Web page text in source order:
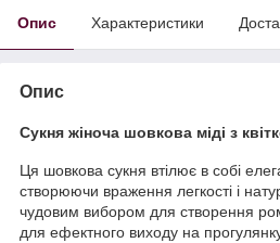
Опис Характеристики
Опис
Сукня жіноча шовкова міді з
Ця шовкова сукня втілює в собі
створюючи враження легкості і
чудовим вибором для створення
для ефектного виходу на